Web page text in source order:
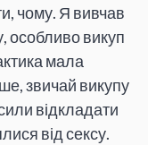
чому. Я вивчав
особливо викуп
мала
звичай викупу
відкладати
від сексу.